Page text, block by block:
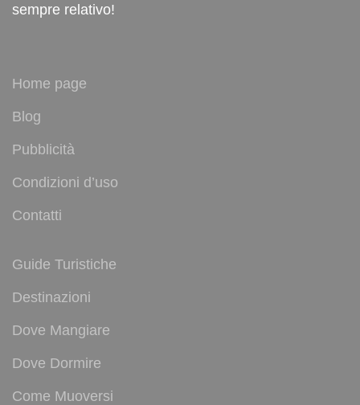
sempre relativo!
Home page
Blog
Pubblicità
Condizioni d’uso
Contatti
Guide Turistiche
Destinazioni
Dove Mangiare
Dove Dormire
Come Muoversi